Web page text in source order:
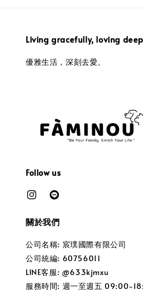
Living gracefully, loving
優雅生活，深刻去愛。
Follow us
關於我們
公司名稱: 宸璞國際有限公司
公司統編: 60756011
LINE客服: @633kjmxu
服務時間: 週一至週五 09:00-